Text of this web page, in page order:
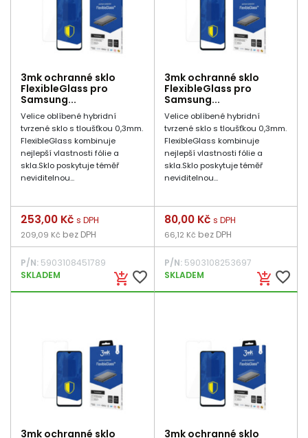
3mk ochranné sklo
FlexibleGlass pro
Samsung...
Velice oblíbené hybridní
tvrzené sklo s tloušťkou 0,3mm.
FlexibleGlass kombinuje
nejlepší vlastnosti fólie a
skla.Sklo poskytuje téměř
neviditelnou...
add_shopping_cart favorite_border
Cena
253,00 Kč s DPH
209,09 Kč bez DPH
P/N: 5903108451789
SKLADEM
3mk ochranné sklo
FlexibleGlass pro
Samsung...
Velice oblíbené hybridní
tvrzené sklo s tloušťkou 0,3mm.
FlexibleGlass kombinuje
nejlepší vlastnosti fólie a
skla.Sklo poskytuje téměř
neviditelnou...
add_shopping_cart favorite_border
Cena
80,00 Kč s DPH
66,12 Kč bez DPH
P/N:5903108253697
SKLADEM
3mk ochranné sklo
3mk ochranné sklo